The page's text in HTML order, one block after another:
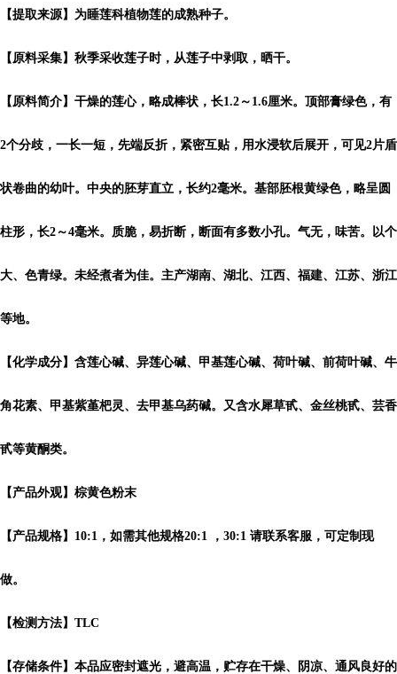
【提取来源】为睡莲科植物莲的成熟种子。
【原料采集】秋季采收莲子时，从莲子中剥取，晒干。
【原料简介】干燥的莲心，略成棒状，长1.2～1.6厘米。顶部膏绿色，有
2个分歧，一长一短，先端反折，紧密互贴，用水浸软后展开，可见2片盾
状卷曲的幼叶。中央的胚芽直立，长约2毫米。基部胚根黄绿色，略呈圆
柱形，长2～4毫米。质脆，易折断，断面有多数小孔。气无，味苦。以个
大、色青绿。未经煮者为佳。主产湖南、湖北、江西、福建、江苏、浙江
等地。
【化学成分】含莲心碱、异莲心碱、甲基莲心碱、荷叶碱、前荷叶碱、牛
角花素、甲基紫堇杷灵、去甲基乌药碱。又含水犀草甙、金丝桃甙、芸香
甙等黄酮类。
【产品外观】棕黄色粉末
【产品规格】10:1，如需其他规格20:1 ，30:1 请联系客服，可定制现
做。
【检测方法】TLC
【存储条件】本品应密封遮光，避高温，贮存在干燥、阴凉、通风良好的